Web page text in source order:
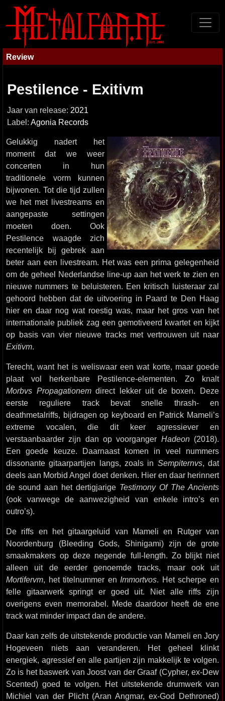
Review
Pestilence - Exitivm
Jaar van release: 2021
Label: Agonia Records
Gelukkig nadert het
moment dat we weer
concerten in hun
traditionele vorm kunnen
bijwonen. Tot die tijd zullen
we het met livestreams en
aangepaste settingen
moeten doen. Ook
Pestilence waagde zich
recentelijk bij gebrek aan
beter aan een livestream. Het was een prima gelegenheid
om de geheel Nederlandse line-up aan het werk te zien en
nieuwe nummers te beluisteren. Een kritisch luisteraar zal
gehoord hebben dat de uitvoering in Paard te Den Haag
hier en daar nog wat roestig was, maar het gros van het
internationale publiek zag een gemotiveerd kwartet en kijkt
op basis van vier nieuwe tracks met vertrouwen uit naar
Exitivm.
Terecht, want het is weliswaar een wat korte, maar goede
plaat vol herkenbare Pestilence-elementen. Zo knalt
Morbvs Propagationemdirect lekker uit de boxen. Deze
eerste reguliere track bevat snelle thrash- en
deathmetalriffs, bijdragen op keyboard en Patrick Mameli’s
extreme vocalen, die dit keer agressiever en
verstaanbaarder zijn dan op voorganger Hadeon(2018).
Een goede keuze. Daarnaast komen in veel nummers
dissonante gitaarpartijen langs, zoals in Sempiternvs, dat
deels aan Morbid Angel doet denken. Hier en daar herinnert
de sound aan het dertigjarige Testimony Of The Ancients
(ook vanwege de aanwezigheid van enkele intro’s en
outro’s).
De riffs en het gitaargeluid van Mameli en Rutger van
Noordenburg (Bleeding Gods, Shinigami) zijn de grote
smaakmakers op deze negende full-length. Zo blijkt niet
alleen uit de eerder genoemde tracks, maar ook uit
Mortifervm, het titelnummer en Immortvos. Het scherpe en
felle gitaarwerk springt er goed uit. Niet alle riffs zijn
overigens even memorabel. Mede daardoor heeft de ene
track wat minder impact dan de andere.
Daar kan zelfs de uitstekende productie van Mameli en Jory
Hogeveen niets aan veranderen. Het geheel klinkt
energiek, agressief en alle partijen zijn makkelijk te volgen.
Zo is het baswerk van Joost van der Graaf (Cypher, ex-Dew
Scented) goed te volgen. Het uitstekende drumwerk van
Michiel van der Plicht (Aran Angmar, ex-God Dethroned)